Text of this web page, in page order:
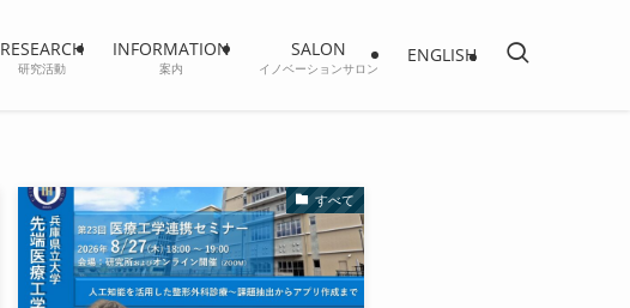
RESEARCH
研究活動
INFORMATION
案内
SALON
イノベーションサロン
ENGLISH
すべて